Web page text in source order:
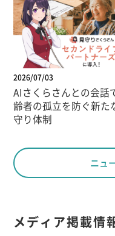
2026/07/03
AIさくらさんとの会話
齢者の孤立を防ぐ新た
守り体制
ニュ
メディア掲載情